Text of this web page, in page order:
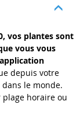
vos plantes sont
vous vous
application
depuis votre
le monde.
plage horaire ou